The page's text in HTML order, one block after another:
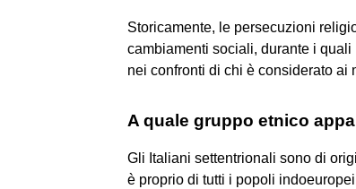
Storicamente, le persecuzioni
cambiamenti sociali, durante i
nei confronti di chi è considerato ai
A quale gruppo etnico
Gli Italiani settentrionali sono di
è proprio di tutti i popoli